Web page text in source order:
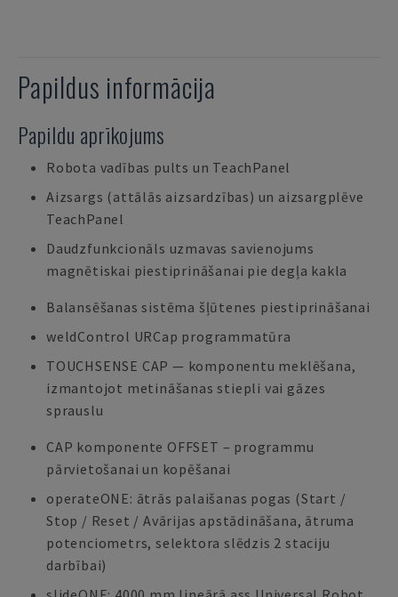
Papildus informācija
Papildu aprīkojums
Robota vadības pults un TeachPanel
Aizsargs (attālās aizsardzības) un aizsargplēve
TeachPanel
Daudzfunkcionāls uzmavas savienojums
magnētiskai piestiprināšanai pie degļa kakla
Balansēšanas sistēma šļūtenes piestiprināšanai
weldControl URCap programmatūra
TOUCHSENSE CAP — komponentu meklēšana,
izmantojot metināšanas stiepli vai gāzes
sprauslu
CAP komponente OFFSET – programmu
pārvietošanai un kopēšanai
operateONE: ātrās palaišanas pogas (Start /
Stop / Reset / Avārijas apstādināšana, ātruma
potenciometrs, selektora slēdzis 2 staciju
darbībai)